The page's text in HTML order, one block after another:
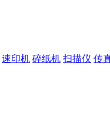
速印机 碎纸机 扫描仪 传